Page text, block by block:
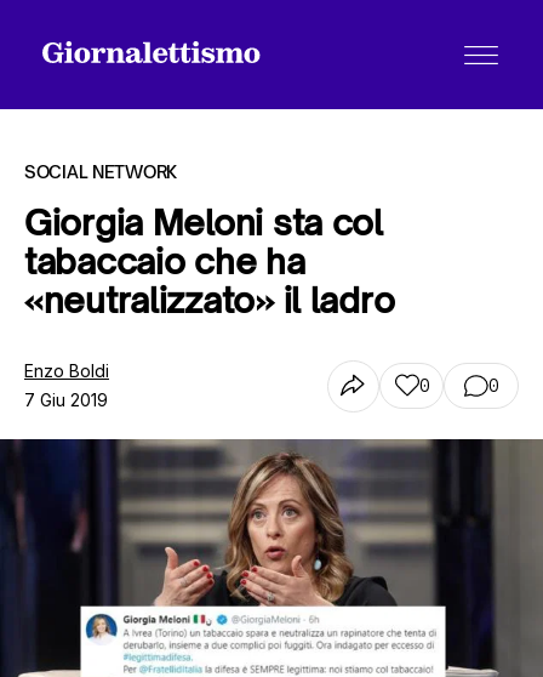
Tutti gli articoli
Chi siamo
SOCIAL NETWORK
Giorgia Meloni sta col
tabaccaio che ha
«neutralizzato» il ladro
Enzo Boldi
7 Giu 2019
0 0